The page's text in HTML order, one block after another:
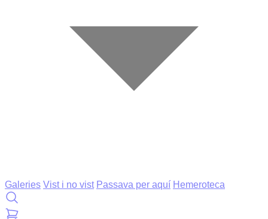
Galeries Vist i no vist Passava per aquí Hemeroteca